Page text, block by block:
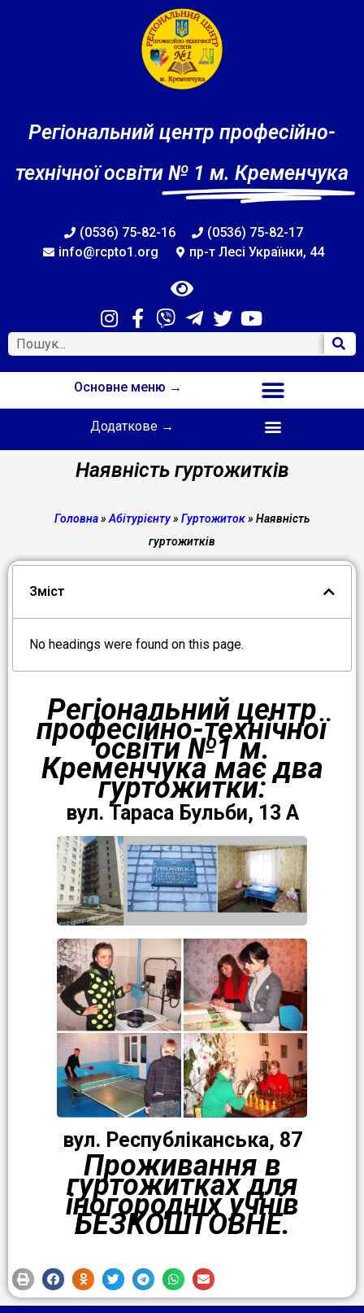
Регіональний центр професійно-
технічної освіти № 1 м. Кременчука
(0536) 75-82-16
(0536) 75-82-17
info@rcpto1.org
пр-т Лесі Українки, 44
Основне меню →
Додаткове →
Наявність гуртожитків
Головна»Абітурієнту» Гуртожиток» Наявність
гуртожитків
Зміст
No headings were found on this page.
Регіональний центр
професійно-технічної
освіти №1 м.
Кременчука має два
гуртожитки:
вул. Тараса Бульби, 13 А
вул. Республіканська, 87
Проживання в
гуртожитках для
іногородніх учнів
БЕЗКОШТОВНЕ.